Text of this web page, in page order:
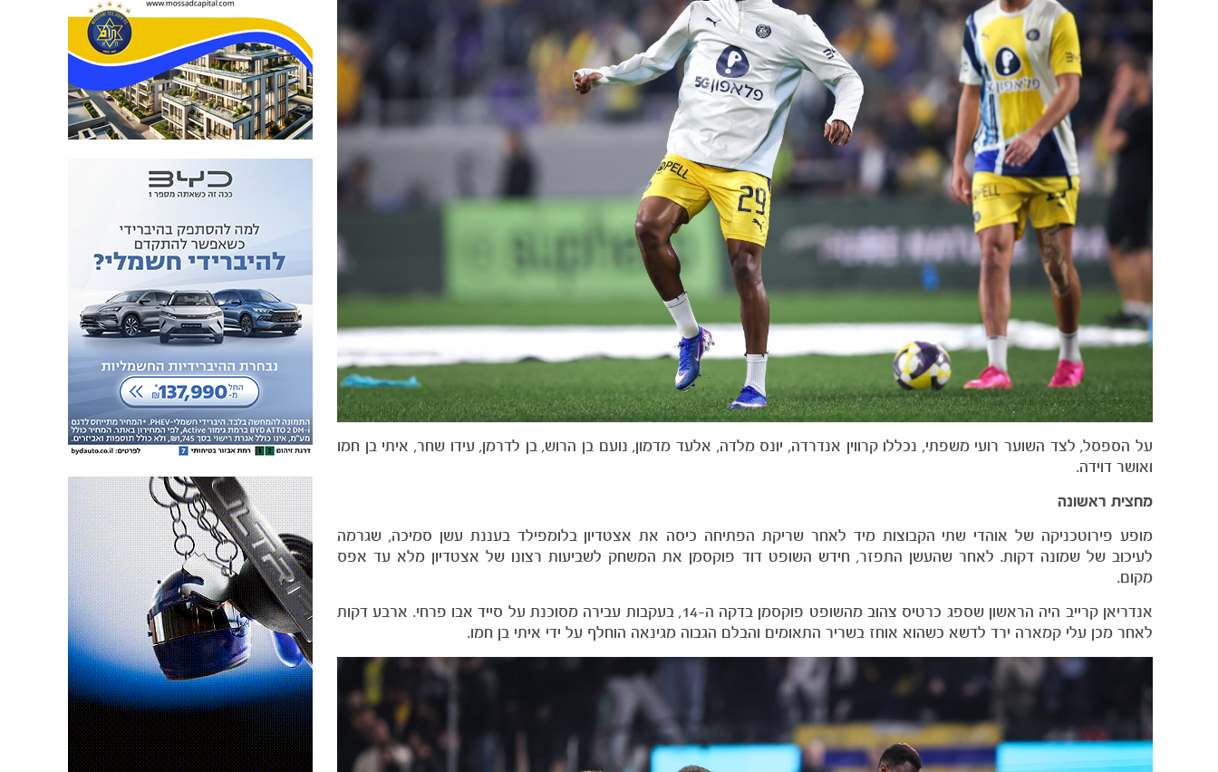
על הספסל, לצד השוער רועי משפתי, נכללו קרווין אנדרדה, יונס מלדה, אלעד מדמון, נועם בן הרוש, בן לדרמן, עידו שחר, איתי בן חמו
ואושר דוידה.
מחצית ראשונה
מופע פירוטכניקה של אוהדי שתי הקבוצות מיד לאחר שריקת הפתיחה כיסה את אצטדיון בלומפילד בעננת עשן סמיכה, שגרמה
לעיכוב של שמונה דקות. לאחר שהעשן התפזר, חידש השופט דוד פוקסמן את המשחק לשביעות רצונו של אצטדיון מלא עד אפס
מקום.
אנדריאן קרייב היה הראשון שספג כרטיס צהוב מהשופט פוקסמן בדקה ה-14, בעקבות עבירה מסוכנת על סייד אבו פרחי. ארבע דקות
לאחר מכן עלי קמארה ירד לדשא כשהוא אוחז בשריר התאומים והבלם הגבוה מגינאה הוחלף על ידי איתי בן חמו.